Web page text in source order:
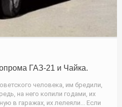
ГАЗ-21 и Чайка.
человека, им бредили,
на него копили годами, их
в гаражах, их лелеяли... Если